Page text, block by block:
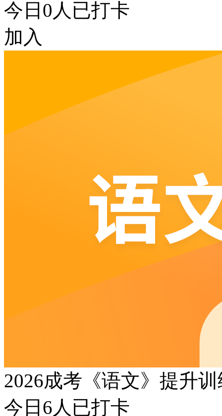
今日 0 人已打卡
加入
2026成考《语文》提升
今日 6人已打卡